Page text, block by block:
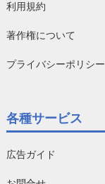
利用規約
著作権について
プライバシーポリシー
各種サービス
広告ガイド